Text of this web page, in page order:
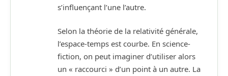
s’influençant l’une l’autre.
Selon la théorie de la relativité générale,
l’espace-temps est courbe. En science-
fiction, on peut imaginer d’utiliser alors
un « raccourci » d’un point à un autre. La